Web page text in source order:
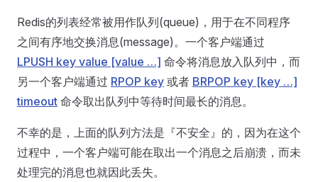
Redis的列表经常被用作队列(queue)，用于在不同程序
之间有序地交换消息(message)。一个客户端通过
LPUSH key value [value …] 命令将消息放入队列中，而
另一个客户端通过 RPOP key 或者 BRPOP key [key …]
timeout 命令取出队列中等待时间最长的消息。
不幸的是，上面的队列方法是『不安全』的，因为在这个
过程中，一个客户端可能在取出一个消息之后崩溃，而未
处理完的消息也就因此丢失。